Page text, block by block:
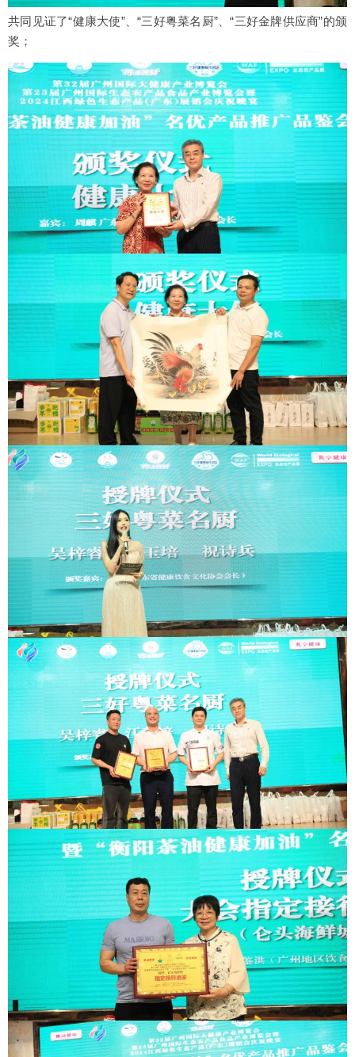
共同见证了“健康大使”、“三好粤菜名厨”、“三好金牌供应商”的颁
奖；